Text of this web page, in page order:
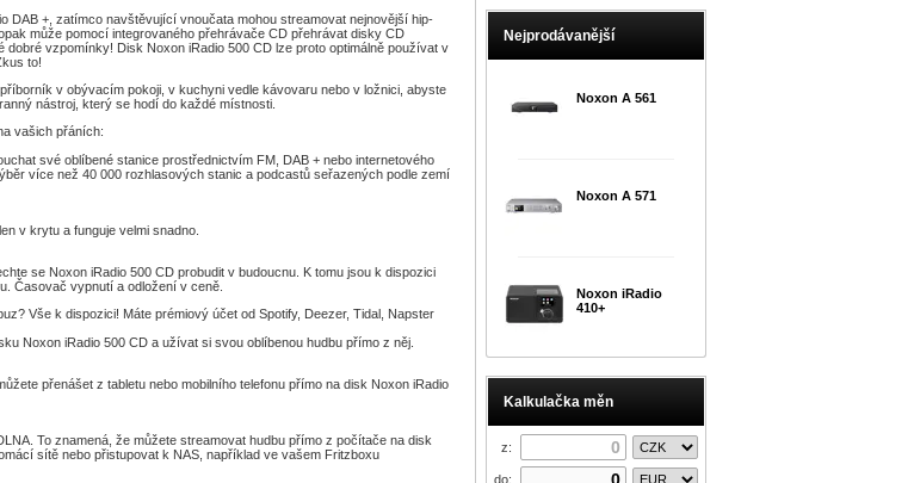
Nejprodávanější
Noxon A 561
Noxon A 571
Noxon iRadio
410+
Kalkulačka měn
z:
do:
DAB +, zatímco navštěvující vnoučata mohou streamovat nejnovější hip-
může pomocí integrovaného přehrávače CD přehrávat disky CD
vzpomínky! Disk Noxon iRadio 500 CD lze proto optimálně používat v
to!
v obývacím pokoji, v kuchyni vedle kávovaru nebo v ložnici, abyste
nástroj, který se hodí do každé místnosti.
vašich přáních:
své oblíbené stanice prostřednictvím FM, DAB + nebo internetového
více než 40 000 rozhlasových stanic a podcastů seřazených podle zemí
v krytu a funguje velmi snadno.
se Noxon iRadio 500 CD probudit v budoucnu. K tomu jsou k dispozici
Časovač vypnutí a odložení v ceně.
Vše k dispozici! Máte prémiový účet od Spotify, Deezer, Tidal, Napster
Noxon iRadio 500 CD a užívat si svou oblíbenou hudbu přímo z něj.
hudby
z tabletu nebo mobilního telefonu přímo na disk Noxon iRadio
To znamená, že můžete streamovat hudbu přímo z počítače na disk
sítě nebo přistupovat k NAS, například ve vašem Fritzboxu